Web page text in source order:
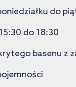
do
do 18:30
basenu z